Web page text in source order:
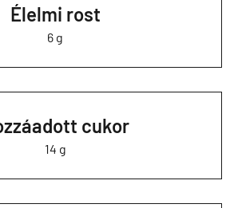
Élelmi rost
6 g
cukor
14 g